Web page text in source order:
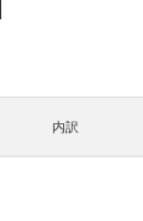
内訳